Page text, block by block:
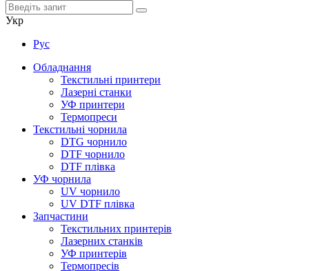
Укр
Рус
Обладнання
Текстильні принтери
Лазерні станки
УФ принтери
Термопреси
Текстильні чорнила
DTG чорнило
DTF чорнило
DTF плівка
УФ чорнила
UV чорнило
UV DTF плівка
Запчастини
Текстильних принтерів
Лазерних станків
УФ принтерів
Термопресів